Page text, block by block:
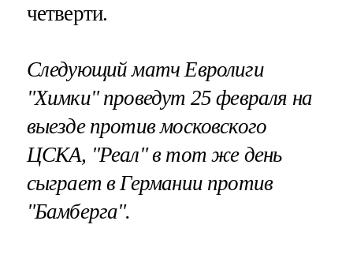
четверти.
Следующий матч Евролиги
"Химки" проведут 25 февраля на
выезде против московского
ЦСКА, "Реал" в тот же день
сыграет в Германии против
"Бамберга".